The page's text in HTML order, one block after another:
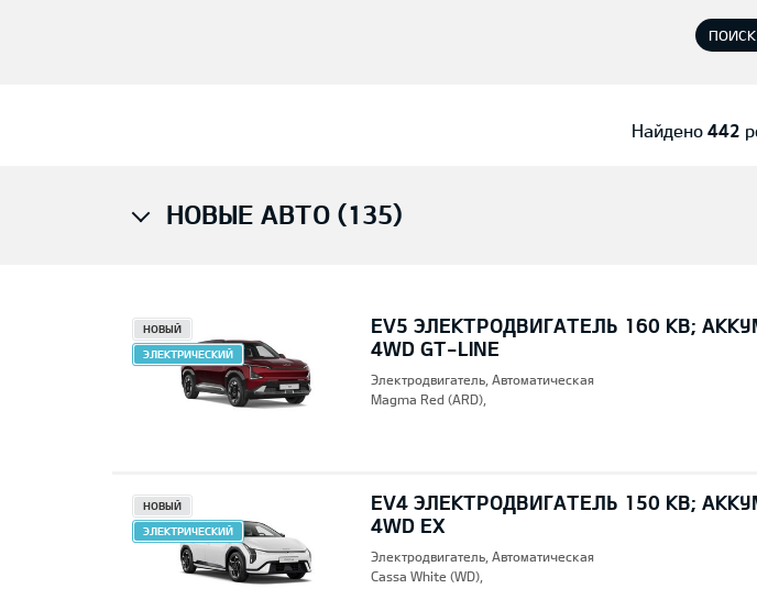
ПОИСК
Найдено 442
НОВЫЕ АВТО (135)
EV5 ЭЛЕКТРОДВИГАТЕЛЬ 160 КВ;
4WD GT-LINE
НОВЫЙ
ЭЛЕКТРИЧЕСКИЙ
Электродвигатель, Автоматическая
Magma Red (ARD),
EV4 ЭЛЕКТРОДВИГАТЕЛЬ 150 КВ;
4WD EX
НОВЫЙ
ЭЛЕКТРИЧЕСКИЙ
Электродвигатель, Автоматическая
Cassa White (WD),